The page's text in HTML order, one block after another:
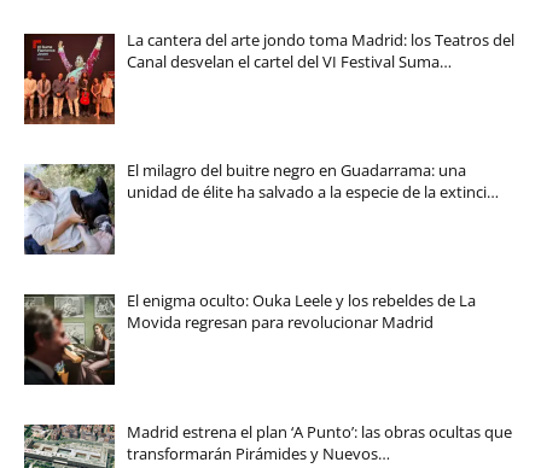
La cantera del arte jondo toma Madrid: los Teatros del
Canal desvelan el cartel del VI Festival Suma…
El milagro del buitre negro en Guadarrama: una
unidad de élite ha salvado a la especie de la extinci…
El enigma oculto: Ouka Leele y los rebeldes de La
Movida regresan para revolucionar Madrid
Madrid estrena el plan ‘A Punto’: las obras ocultas que
transformarán Pirámides y Nuevos…